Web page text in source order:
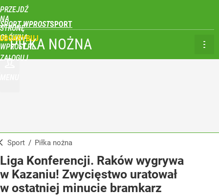
PRZEJDŹ
NA
STRONĘ
GŁÓWNĄ
WPROST.PL
SPORT WPROST
ZALOGUJ
PIŁKA NOŻNA
Sport / Piłka nożna
Liga Konferencji. Raków wygrywa
w Kazaniu! Zwycięstwo uratował
w ostatniej minucie bramkarz